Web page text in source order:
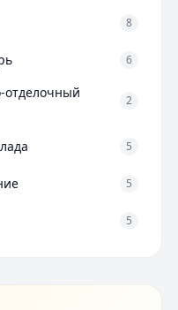
8
6
2
5
5
5